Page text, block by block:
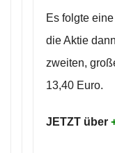
Es folgte
die Aktie
zweiten,
13,40 Euro.
JETZT über